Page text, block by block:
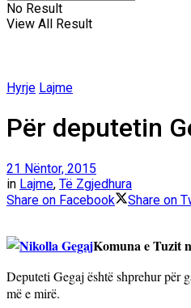
No Result
View All Result
Hyrje Lajme
Për deputetin
21 Nëntor, 2015
in Lajme, Të Zgjedhura
Share on Facebook
Share on
Komuna e Tuzit
Deputeti Gegaj është shprehur për
më e mirë.